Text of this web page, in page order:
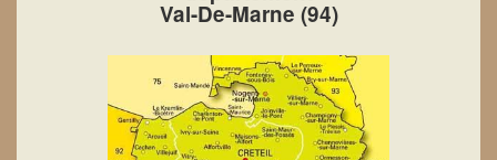
Val-De-Marne (94)